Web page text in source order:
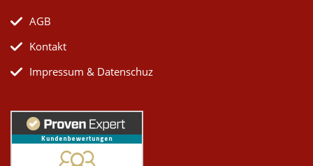
AGB
Kontakt
Impressum & Datenschuz